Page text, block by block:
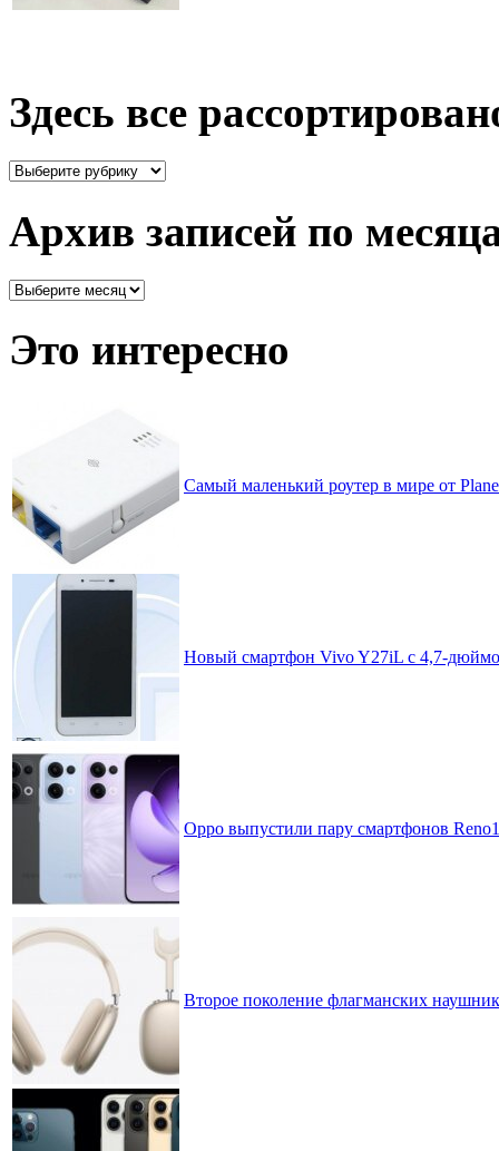
Здесь все
Здесь
Архив записей по
Архив
месяцам
Это интересно
Самый маленький роутер в мире от
Новый смартфон Vivo Y27iL с 4,7-
Oppo выпустили пару смартфонов
Второе поколение флагманских